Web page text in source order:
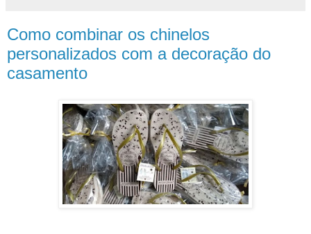
Como combinar os chinelos
personalizados com a decoração do
casamento